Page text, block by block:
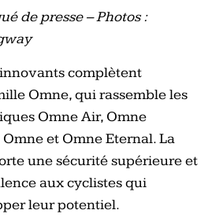
de presse – Photos :
complètent
Omne, qui rassemble les
Omne Air, Omne
et Omne Eternal. La
une sécurité supérieure et
aux cyclistes qui
leur potentiel.